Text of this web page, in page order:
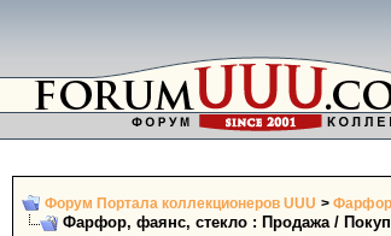
Форум Портала коллекционеров UUU >
Фарфор, фаянс, стекло : Продажа /